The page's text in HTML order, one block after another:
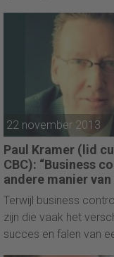
op vakkennis en
niet de
controller. "In mijn
houding en je gedrag
bedrijf de meest
Één van mijn
business controllers
ruggengraat hebben:
mee met het bedrijf
leidinggevenden. Dat
22 november 2013
Paul Kramer (lid
CBC): “Business
andere manier van
ochtend”
Terwijl business
zijn die vaak het
succes en falen van